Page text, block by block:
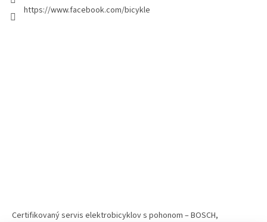
https://www.facebook.com/bicykle
Certifikovaný servis elektrobicyklov s pohonom – BOSCH,